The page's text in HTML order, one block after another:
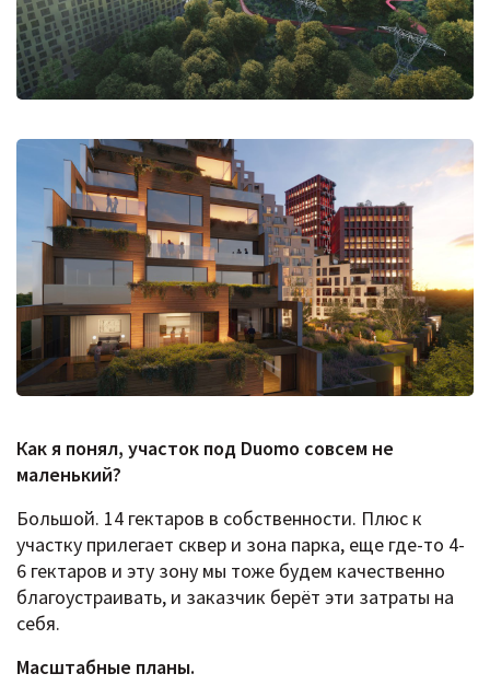
Как я понял, участок под Duomo совсем не
маленький?
Большой. 14 гектаров в собственности. Плюс к
участку прилегает сквер и зона парка, еще где-то 4-
6 гектаров и эту зону мы тоже будем качественно
благоустраивать, и заказчик берёт эти затраты на
себя.
Масштабные планы.